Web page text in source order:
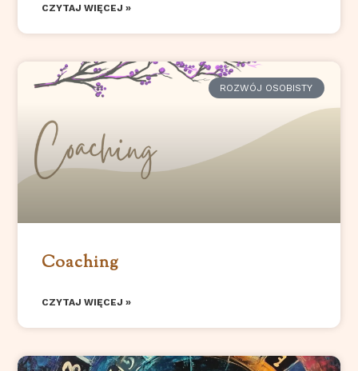
CZYTAJ WIĘCEJ »
ROZWÓJ OSOBISTY
Coaching
CZYTAJ WIĘCEJ »